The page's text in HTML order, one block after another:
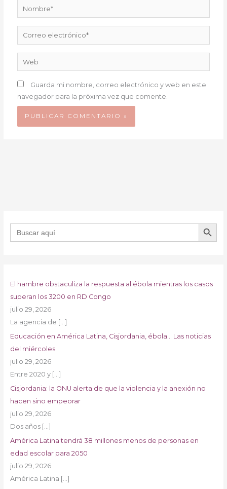
Nombre*
Correo
electrónico*
Guarda mi nombre, correo electrónico y web en este
navegador para la próxima vez que comente.
Buscar: BOTÓN DE
El hambre obstaculiza la respuesta al ébola mientras los casos
superan los 3200 en RD Congo
julio 29, 2026
La agencia de […]
Educación en América Latina, Cisjordania, ébola… Las noticias
del miércoles
julio 29, 2026
Entre 2020 y […]
Cisjordania: la ONU alerta de que la violencia y la anexión no
hacen sino empeorar
julio 29, 2026
Dos años […]
América Latina tendrá 38 millones menos de personas en
edad escolar para 2050
julio 29, 2026
América Latina […]